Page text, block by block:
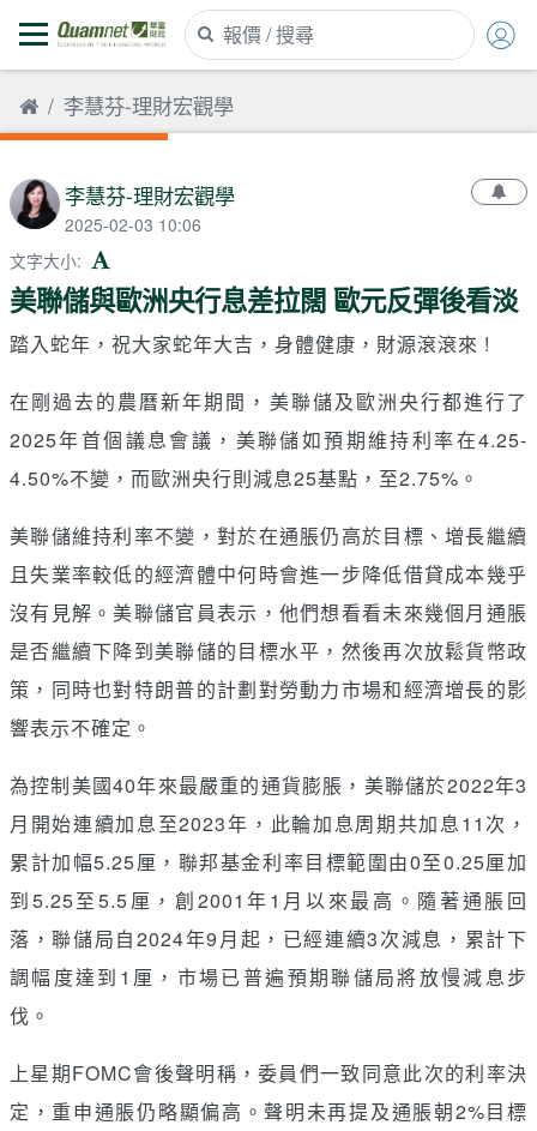
李慧芬-理財宏觀學
李慧芬-理財宏觀學
2025-02-03 10:06
文字大小:
美聯儲與歐洲央行息差拉闊 歐元反彈後看淡
踏入蛇年，祝大家蛇年大吉，身體健康，財源滾滾來 !
在剛過去的農曆新年期間，美聯儲及歐洲央行都進行了
2025年首個議息會議，美聯儲如預期維持利率在4.25-
4.50%不變，而歐洲央行則減息25基點，至2.75%。
美聯儲維持利率不變，對於在通脹仍高於目標、增長繼續
且失業率較低的經濟體中何時會進一步降低借貸成本幾乎
沒有見解。美聯儲官員表示，他們想看看未來幾個月通脹
是否繼續下降到美聯儲的目標水平，然後再次放鬆貨幣政
策，同時也對特朗普的計劃對勞動力市場和經濟增長的影
響表示不確定。
為控制美國40年來最嚴重的通貨膨脹，美聯儲於2022年3
月開始連續加息至2023年，此輪加息周期共加息11次，
累計加幅5.25厘，聯邦基金利率目標範圍由0至0.25厘加
到5.25至5.5厘，創2001年1月以來最高。隨著通脹回
落，聯儲局自2024年9月起，已經連續3次減息，累計下
調幅度達到1厘，市場已普遍預期聯儲局將放慢減息步
伐。
上星期FOMC會後聲明稱，委員們一致同意此次的利率決
定，重申通脹仍略顯偏高。聲明未再提及通脹朝2%目標